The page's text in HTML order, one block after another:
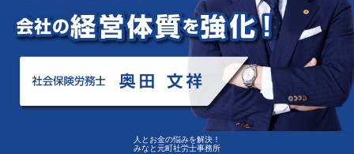
人とお金の悩みを解決！
みなと元町社労士事務所